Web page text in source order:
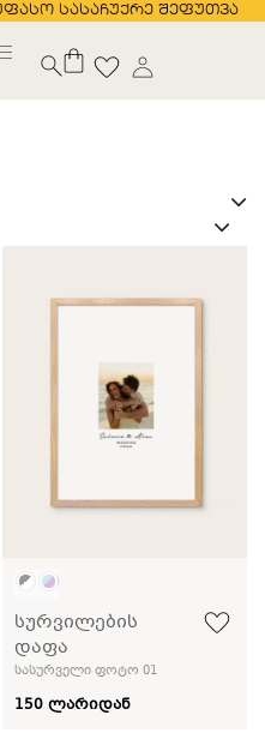
სასაჩუქრე შეფუთვა
სურვილების
დაფა
სასურველი ფოტო 01
150 ლარიდან